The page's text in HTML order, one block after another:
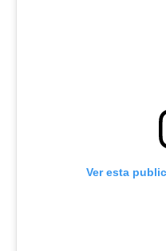
Ver esta